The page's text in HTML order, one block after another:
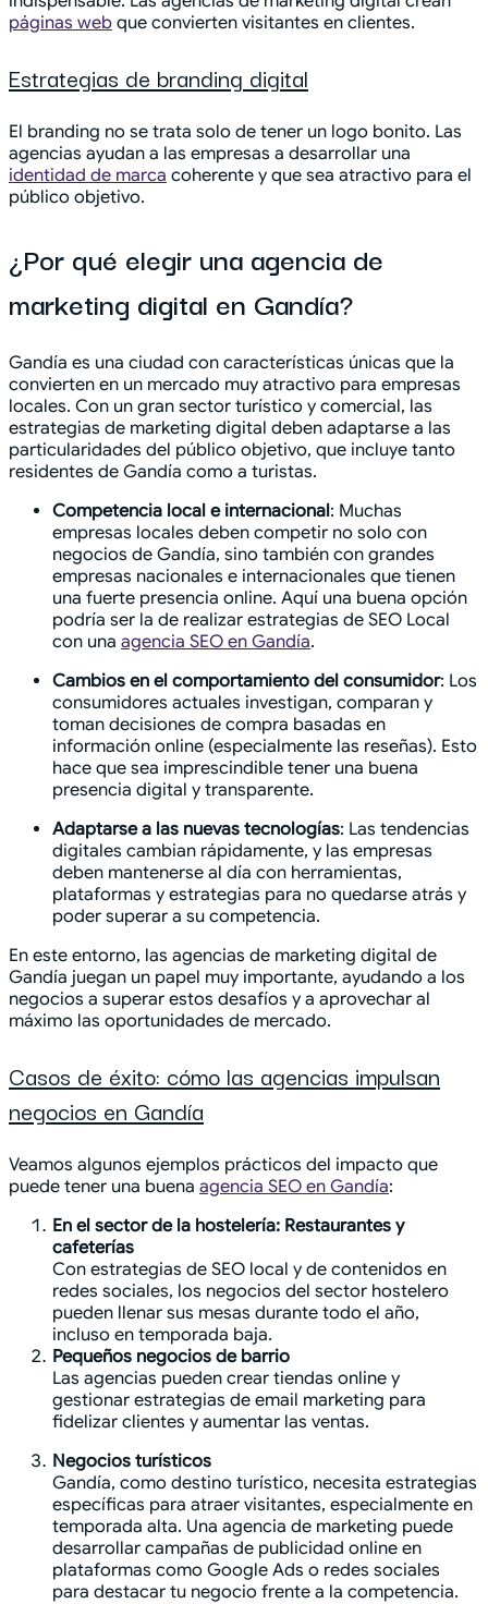
páginas web que convierten visitantes en clientes.
Estrategias de branding digital
El branding no se trata solo de tener un logo bonito. Las
agencias ayudan a las empresas a desarrollar una
identidad de marca coherente y que sea atractivo para el
público objetivo.
¿Por qué elegir una agencia de
marketing digital en Gandía?
Gandía es una ciudad con características únicas que la
convierten en un mercado muy atractivo para empresas
locales. Con un gran sector turístico y comercial, las
estrategias de marketing digital deben adaptarse a las
particularidades del público objetivo, que incluye tanto
residentes de Gandía como a turistas.
Competencia local e internacional: Muchas
empresas locales deben competir no solo con
negocios de Gandía, sino también con grandes
empresas nacionales e internacionales que tienen
una fuerte presencia online. Aquí una buena opción
podría ser la de realizar estrategias de SEO Local
con una agencia SEO en Gandía.
Cambios en el comportamiento del consumidor: Los
consumidores actuales investigan, comparan y
toman decisiones de compra basadas en
información online (especialmente las reseñas). Esto
hace que sea imprescindible tener una buena
presencia digital y transparente.
Adaptarse a las nuevas tecnologías: Las tendencias
digitales cambian rápidamente, y las empresas
deben mantenerse al día con herramientas,
plataformas y estrategias para no quedarse atrás y
poder superar a su competencia.
En este entorno, las agencias de marketing digital de
Gandía juegan un papel muy importante, ayudando a los
negocios a superar estos desafíos y a aprovechar al
máximo las oportunidades de mercado.
Casos de éxito: cómo las agencias impulsan
negocios en Gandía
Veamos algunos ejemplos prácticos del impacto que
puede tener una buena agencia SEO en Gandía:
En el sector de la hostelería: Restaurantes y
cafeterías
Con estrategias de SEO local y de contenidos en
redes sociales, los negocios del sector hostelero
pueden llenar sus mesas durante todo el año,
incluso en temporada baja.
Pequeños negocios de barrio
Las agencias pueden crear tiendas online y
gestionar estrategias de email marketing para
fidelizar clientes y aumentar las ventas.
Negocios turísticos
Gandía, como destino turístico, necesita estrategias
específicas para atraer visitantes, especialmente en
temporada alta. Una agencia de marketing puede
desarrollar campañas de publicidad online en
plataformas como Google Ads o redes sociales
para destacar tu negocio frente a la competencia.